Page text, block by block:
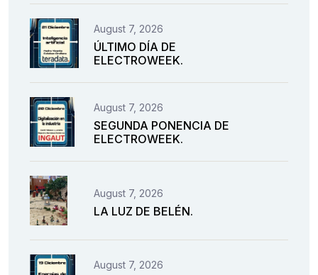
August 7, 2026
ÚLTIMO DÍA DE
ELECTROWEEK.
August 7, 2026
SEGUNDA PONENCIA DE
ELECTROWEEK.
August 7, 2026
LA LUZ DE BELÉN.
August 7, 2026